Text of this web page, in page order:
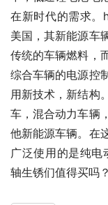
在新时代的需求。
美国，其新能源车
传统的车辆燃料，
综合车辆的电源控
用新技术，新结构
车，混合动力车辆
他新能源车辆。在
广泛使用的是纯电
轴生锈们值得买吗